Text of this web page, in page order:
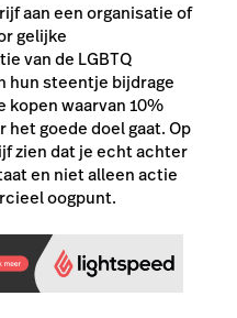
aan een organisatie of
gelijke
van de LGBTQ
hun steentje bijdrage
waarvan 10%
het goede doel gaat. Op
zien dat je echt achter
en niet alleen actie
oogpunt.